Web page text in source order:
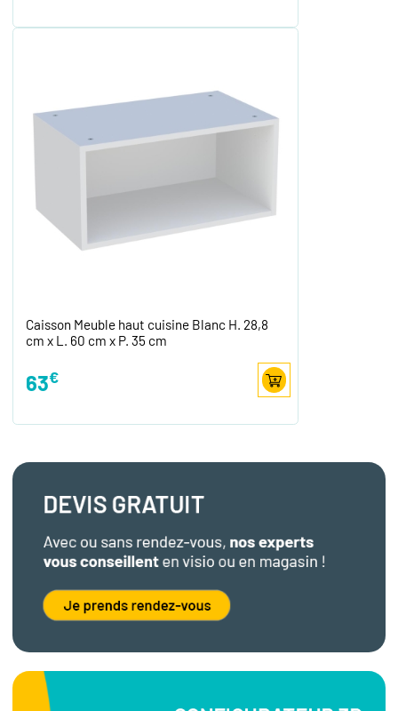
Caisson Meuble haut cuisine Blanc H. 28,8
cm x L. 60 cm x P. 35 cm
63€